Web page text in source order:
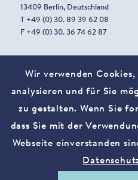
13409 Berlin, Deutschland
T +49 (0) 30. 89 39 62 08
F +49 (0) 30. 36 74 62 87
Harrlachweg 1
68163 Mannheim, Deutschland
contact@vostura.com
Wir verwenden Cookies,
analysieren und für Sie
zu gestalten. Wenn Sie
dass Sie mit der
Webseite einverstanden